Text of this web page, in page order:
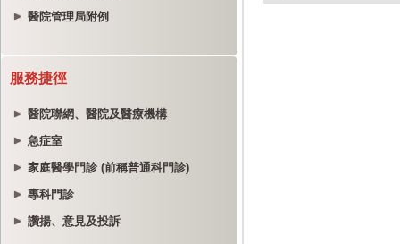
醫院管理局附例
服務捷徑
醫院聯網、醫院及醫療機構
急症室
家庭醫學門診 (前稱普通科門診)
專科門診
讚揚、意見及投訴